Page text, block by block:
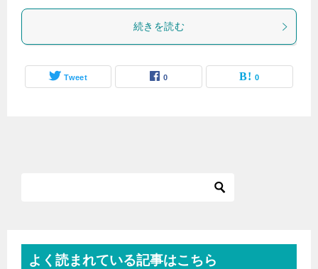
続きを読む
Tweet 0 0
よく読まれている記事はこちら